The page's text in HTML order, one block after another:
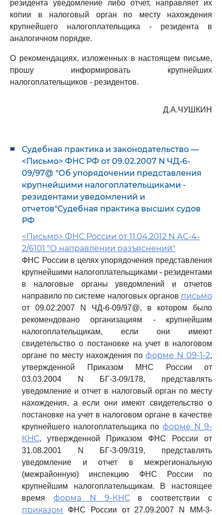
резидента уведомление либо отчет, направляет их
копии в налоговый орган по месту нахождения
крупнейшего налогоплательщика - резидента в
аналогичном порядке.
О рекомендациях, изложенных в настоящем письме,
прошу информировать крупнейших
налогоплательщиков - резидентов.
Д.А.ЧУШКИН
Судебная практика и законодательство —
<Письмо> ФНС РФ от 09.02.2007 N ЧД-6-
09/97@ "Об упорядочении представления
крупнейшими налогоплательщиками -
резидентами уведомлений и
отчетов"Судебная практика высших судов
РФ
<Письмо> ФНС России от 11.04.2012 N АС-4-
2/6101 "О направлении разъяснений"
ФНС России в целях упорядочения представления
крупнейшими налогоплательщиками - резидентами
в налоговые органы уведомлений и отчетов
направило по системе налоговых органов письмо
от 09.02.2007 N ЧД-6-09/97@, в котором было
рекомендовано организациям - крупнейшим
налогоплательщикам, если они имеют
свидетельство о постановке на учет в налоговом
органе по месту нахождения поформе N 09-1-2,
утвержденной Приказом МНС России от
03.03.2004 N БГ-3-09/178, представлять
уведомление и отчет в налоговый орган по месту
нахождения, а если они имеют свидетельство о
постановке на учет в налоговом органе в качестве
крупнейшего налогоплательщика по форме N 9-
КНС, утвержденной Приказом ФНС России от
31.08.2001 N БГ-3-09/319, представлять
уведомление и отчет в межрегиональную
(межрайонную) инспекцию ФНС России по
крупнейшим налогоплательщикам. В настоящее
время форма N 9-КНСв соответствии с
приказом
ФНС России от 27.09.2007 N ММ-3-